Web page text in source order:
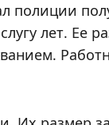
полиции
лет. Ее